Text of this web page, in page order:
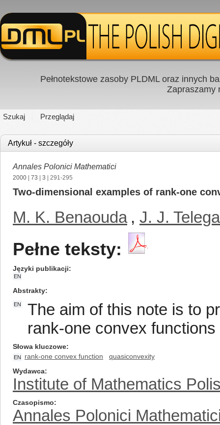
Pełnotekstowe zasoby PLDML oraz innych
Zapraszamy
Szukaj Przeglądaj
Artykuł - szczegóły
Annales Polonici Mathematici
2000 73 3 | 291-295
Two-dimensional examples of rank-one
M. K. Benaouda , J. J. Telega
Pełne teksty:
Języki publikacji
EN
Abstrakty
EN
The aim of this note is to
rank-one convex
Słowa kluczowe
EN rank-one convex function
quasiconvexity
Wydawca
Institute of Mathematics
Czasopismo
Annales Polonici